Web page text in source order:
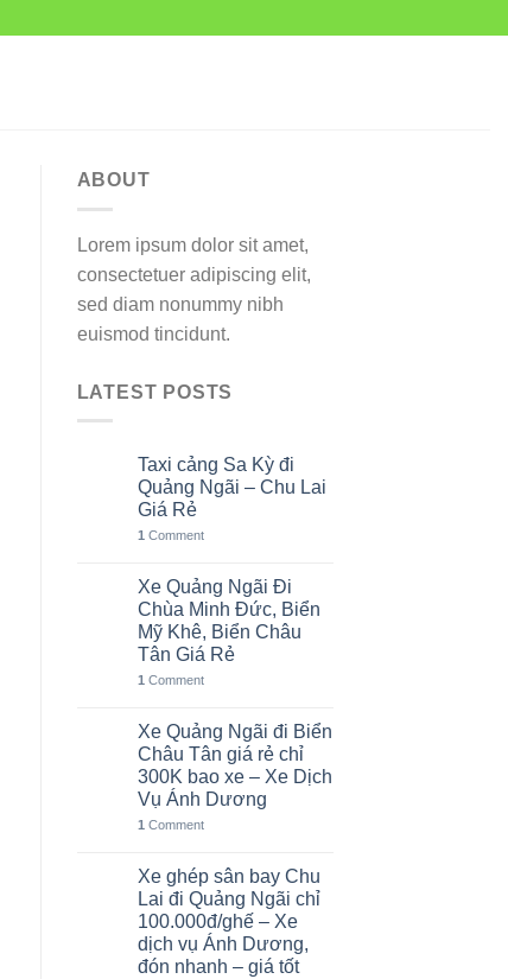
ABOUT
Lorem ipsum dolor sit amet,
consectetuer adipiscing elit,
sed diam nonummy nibh
euismod tincidunt.
LATEST POSTS
Taxi cảng Sa Kỳ đi
Quảng Ngãi – Chu Lai
Giá Rẻ
1 Comment
Xe Quảng Ngãi Đi
Chùa Minh Đức, Biển
Mỹ Khê, Biển Châu
Tân Giá Rẻ
1 Comment
Xe Quảng Ngãi đi Biển
Châu Tân giá rẻ chỉ
300K bao xe – Xe Dịch
Vụ Ánh Dương
1 Comment
Xe ghép sân bay Chu
Lai đi Quảng Ngãi chỉ
100.000đ/ghế – Xe
dịch vụ Ánh Dương,
đón nhanh – giá tốt